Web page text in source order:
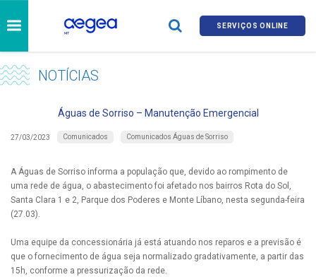
SERVIÇOS ONLINE
NOTÍCIAS
Águas de Sorriso – Manutenção Emergencial
27/03/2023 Comunicados Comunicados Águas de Sorriso
A Águas de Sorriso informa a população que, devido ao rompimento de
uma rede de água, o abastecimento foi afetado nos bairros Rota do Sol,
Santa Clara 1 e 2, Parque dos Poderes e Monte Líbano, nesta segunda-feira
(27.03).
Uma equipe da concessionária já está atuando nos reparos e a previsão é
que o fornecimento de água seja normalizado gradativamente, a partir das
15h, conforme a pressurização da rede.